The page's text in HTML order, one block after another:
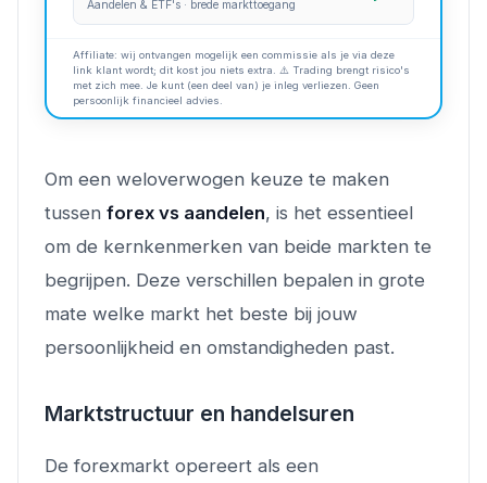
Aandelen & ETF's · brede markttoegang
Affiliate: wij ontvangen mogelijk een commissie als je via deze
link klant wordt; dit kost jou niets extra. ⚠️ Trading brengt risico's
met zich mee. Je kunt (een deel van) je inleg verliezen. Geen
persoonlijk financieel advies.
Om een weloverwogen keuze te maken
tussen forex vs aandelen, is het essentieel
om de kernkenmerken van beide markten te
begrijpen. Deze verschillen bepalen in grote
mate welke markt het beste bij jouw
persoonlijkheid en omstandigheden past.
Marktstructuur en handelsuren
De forexmarkt opereert als een